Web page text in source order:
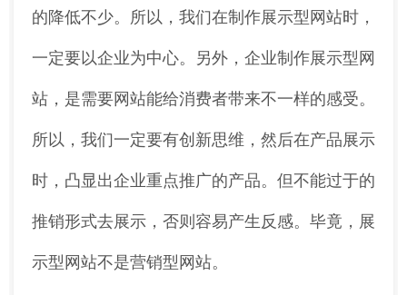
的降低不少。所以，我们在制作展示型网站时，
一定要以企业为中心。另外，企业制作展示型网
站，是需要网站能给消费者带来不一样的感受。
所以，我们一定要有创新思维，然后在产品展示
时，凸显出企业重点推广的产品。但不能过于的
推销形式去展示，否则容易产生反感。毕竟，展
示型网站不是营销型网站。